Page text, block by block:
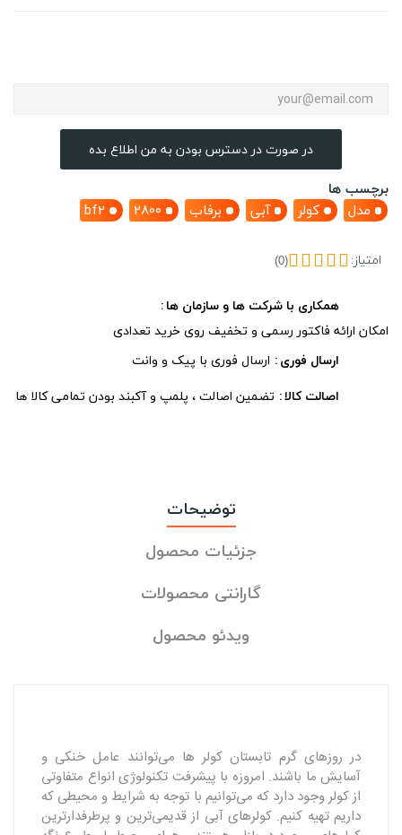
در صورت در دسترس بودن به من اطلاع بده
برچسب ها
مدل
کولر آبی برفاب ۲۸۰۰ bf2
امتیاز: (0)
همکاری با شرکت ها و سازمان ها
امکان ارائه فاکتور رسمی و تخفیف روی خرید تعدادی
ارسال فوری ارسال فوری با پیک و وانت
اصالت کالا تضمین اصالت ، پلمپ و آکبند بودن تمامی کالا ها
توضیحات
جزئیات محصول
گارانتی محصولات
ویدئو محصول
در روزهای گرم تابستان کولر ها می‌توانند عامل خنکی و
آسایش ما باشند. امروزه با پیشرفت تکنولوژی انواع متفاوتی
از کولر وجود دارد که می‌توانیم با توجه به شرایط و محیطی که
داریم تهیه کنیم. کولرهای آبی از قدیمی‌ترین و پرطرفدارترین